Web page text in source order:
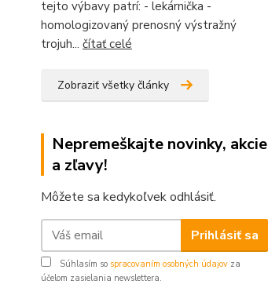
tejto výbavy patrí: - lekárnička -
homologizovaný prenosný výstražný
trojuh... čítať celé
Zobraziť všetky články
Nepremeškajte novinky, akcie
a zľavy!
Môžete sa kedykoľvek odhlásiť.
Prihlásiť sa
Súhlasím so spracovaním osobných údajov za
účelom zasielania newslettera.